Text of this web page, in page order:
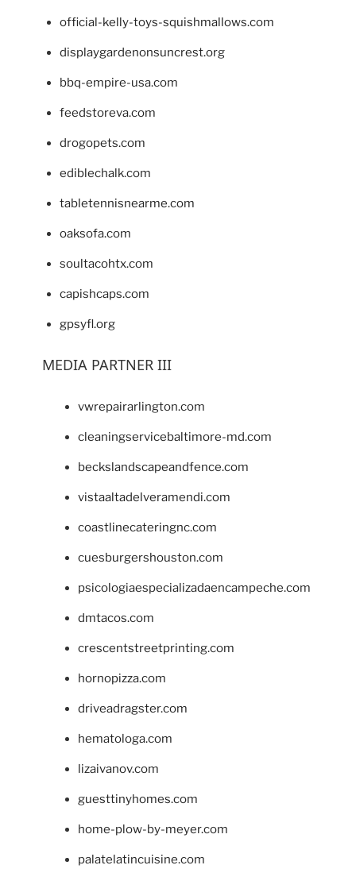
official-kelly-toys-squishmallows.com
displaygardenonsuncrest.org
bbq-empire-usa.com
feedstoreva.com
drogopets.com
ediblechalk.com
tabletennisnearme.com
oaksofa.com
soultacohtx.com
capishcaps.com
gpsyfl.org
MEDIA PARTNER III
vwrepairarlington.com
cleaningservicebaltimore-md.com
beckslandscapeandfence.com
vistaaltadelveramendi.com
coastlinecateringnc.com
cuesburgershouston.com
psicologiaespecializadaencampeche.com
dmtacos.com
crescentstreetprinting.com
hornopizza.com
driveadragster.com
hematologa.com
lizaivanov.com
guesttinyhomes.com
home-plow-by-meyer.com
palatelatincuisine.com